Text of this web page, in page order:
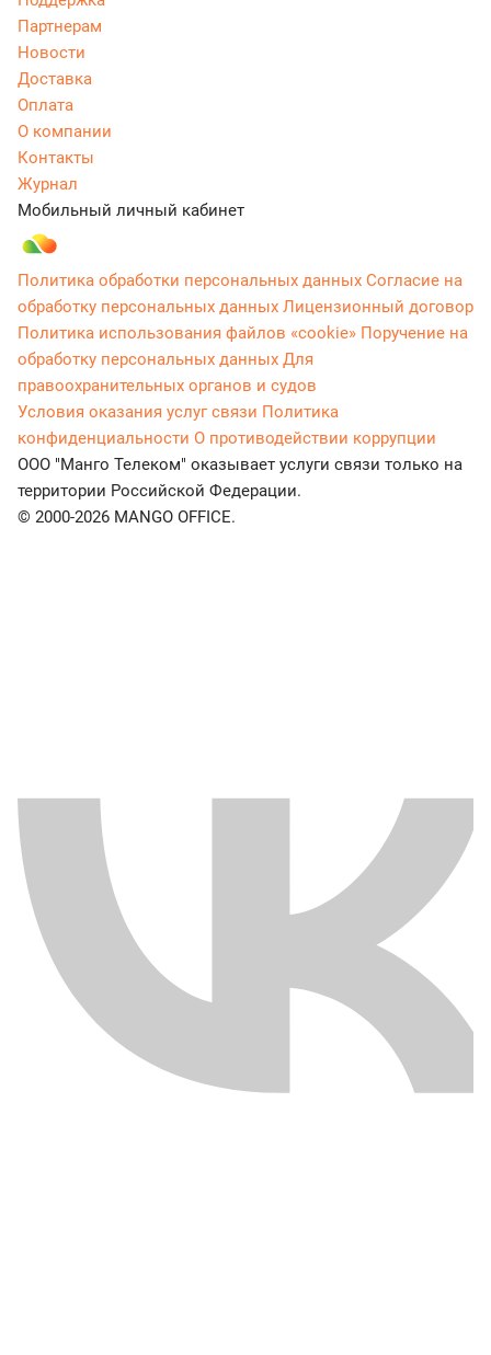
Партнерам
Новости
Доставка
Оплата
О компании
Контакты
Журнал
Мобильный личный кабинет
Политика обработки персональных данных Согласие на
обработку персональных данных Лицензионный договор
Политика использования файлов «cookie» Поручение на
обработку персональных данных Для
правоохранительных органов и судов
Условия оказания услуг связи Политика
конфиденциальности О противодействии коррупции
ООО "Манго Телеком" оказывает услуги связи только на
территории Российской Федерации.
© 2000-2026 MANGO OFFICE.